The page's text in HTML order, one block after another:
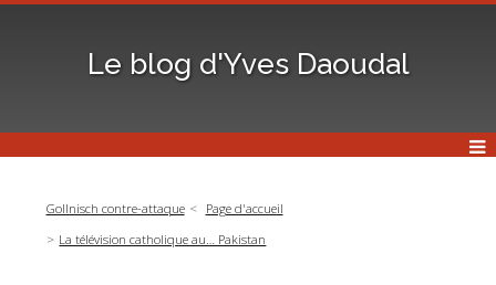
Le blog d'Yves Daoudal
Gollnisch contre-attaque
Page d'accueil
La télévision catholique au… Pakistan